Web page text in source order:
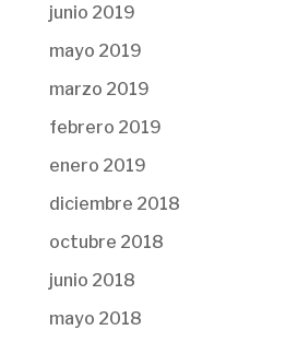
junio 2019
mayo 2019
marzo 2019
febrero 2019
enero 2019
diciembre 2018
octubre 2018
junio 2018
mayo 2018